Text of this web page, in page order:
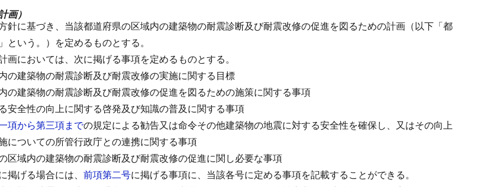
画）
針に基づき、当該都道府県の区域内の建築物の耐震診断及び耐震改修の促進を図るための計画（以下「都
いう。）を定めるものとする。
画においては、次に掲げる事項を定めるものとする。
の建築物の耐震診断及び耐震改修の実施に関する目標
の建築物の耐震診断及び耐震改修の促進を図るための施策に関する事項
安全性の向上に関する啓発及び知識の普及に関する事項
項から第三項までの規定による勧告又は命令その他建築物の地震に対する安全性を確保し、又はその向上
についての所管行政庁との連携に関する事項
区域内の建築物の耐震診断及び耐震改修の促進に関し必要な事項
掲げる場合には、 前項第二号に掲げる事項に、当該各号に定める事項を記載することができる。